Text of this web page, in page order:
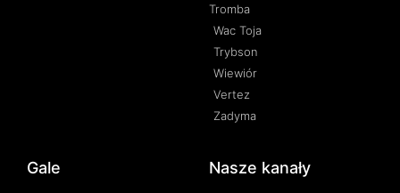
Tromba
Wac Toja
Trybson
Wiewiór
Vertez
Zadyma
Gale Nasze kanały